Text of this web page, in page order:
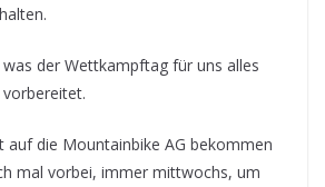
der Wettkampftag für uns alles
auf die Mountainbike AG bekommen
mal vorbei, immer mittwochs, um